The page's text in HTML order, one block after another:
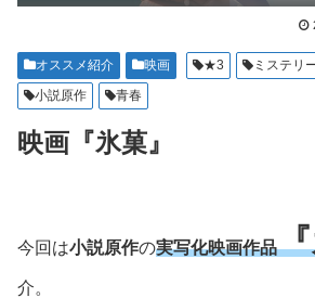
オススメ紹介 映画 ★3 ミステリ
小説原作
青春
映画『氷菓』
今回は小説原作の実写化映画作品
介。